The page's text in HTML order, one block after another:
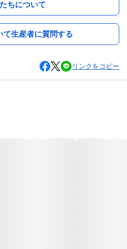
ちについて
て生産者に質問する
リンクをコピー